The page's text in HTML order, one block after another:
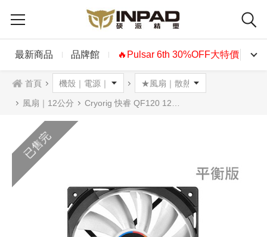
最新商品 品牌館 🔥Pulsar 6th 30%OFF大特價🔥
首頁
風扇｜12公分 Cryorig 快睿 QF120 12公分 PWM風扇 平衡版
已售完